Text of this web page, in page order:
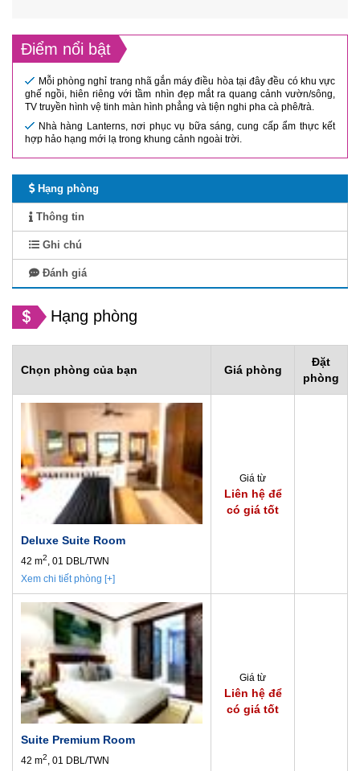
Điểm nổi bật
Mỗi phòng nghỉ trang nhã gắn máy điều hòa tại đây đều có khu vực
ghế ngồi, hiên riêng với tầm nhìn đẹp mắt ra quang cảnh vườn/sông,
TV truyền hình vệ tinh màn hình phẳng và tiện nghi pha cà phê/trà.
Nhà hàng Lanterns, nơi phục vụ bữa sáng, cung cấp ẩm thực kết
hợp hảo hạng mới lạ trong khung cảnh ngoài trời.
Hạng phòng
Thông tin
Ghi chú
Đánh giá
Hạng phòng
Chọn phòng của bạn Giá phòng
Đặt
phòng
Deluxe Suite Room
42 m2
, 01 DBL/TWN
Xem chi tiết phòng [+]
Giá từ
Liên hệ để
có giá tốt
Suite Premium Room
42 m2
, 01 DBL/TWN
Giá từ
Liên hệ để
có giá tốt